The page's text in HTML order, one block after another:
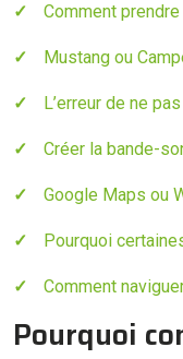
Comment
Mustang ou
L’erreur de ne
Créer la bande-
Google Maps ou
Pourquoi
Comment
Pourquoi